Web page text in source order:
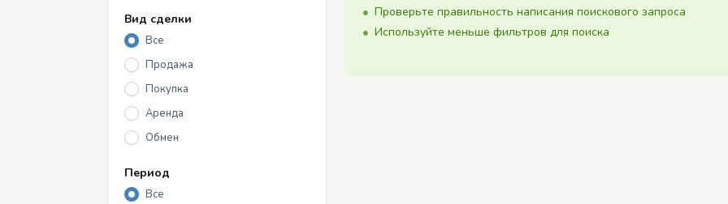
Вид сделки
Все
Продажа
Покупка
Аренда
Обмен
Период
Все
Проверьте правильность написания поискового запроса
Используйте меньше фильтров для поиска